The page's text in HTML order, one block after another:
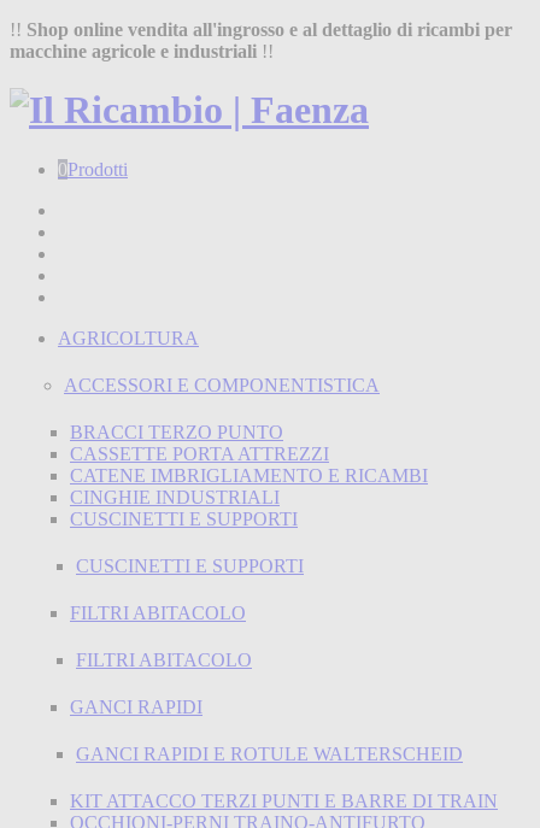
!! Shop online vendita all'ingrosso e al dettaglio di ricambi per
macchine agricole e industriali !!
0Prodotti
AGRICOLTURA
ACCESSORI E COMPONENTISTICA
BRACCI TERZO PUNTO
CASSETTE PORTA ATTREZZI
CATENE IMBRIGLIAMENTO E RICAMBI
CINGHIE INDUSTRIALI
CUSCINETTI E SUPPORTI
CUSCINETTI E SUPPORTI
FILTRI ABITACOLO
FILTRI ABITACOLO
GANCI RAPIDI
GANCI RAPIDI E ROTULE WALTERSCHEID
KIT ATTACCO TERZI PUNTI E BARRE DI TRAIN
OCCHIONI-PERNI TRAINO-ANTIFURTO